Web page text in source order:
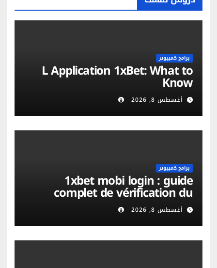
برامج كمبيوتر
L Application 1xBet: What to
Know
أغسطس 8, 2026
برامج كمبيوتر
1xbet mobi login : guide
complet de vérification du
compte et sécurité mobile
أغسطس 8, 2026